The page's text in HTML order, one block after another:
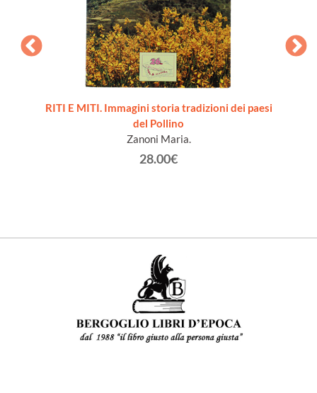
RITI E MITI. Immagini storia tradizioni dei paesi
del Pollino
Zanoni Maria.
28.00€